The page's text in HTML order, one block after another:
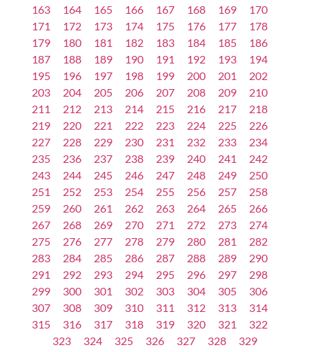
163
164 165 166 167 168 169
170
171
172 173 174 175 176 177
178
179
180 181 182 183 184 185
186
187
188 189 190 191 192 193
194
195
196 197 198 199 200 201
202
203
204 205 206 207 208 209
210
211
212 213 214 215 216 217
218
219
220 221 222 223 224 225
226
227
228 229 230 231 232 233
234
235
236 237 238 239 240 241
242
243
244 245 246 247 248 249
250
251
252 253 254 255 256 257
258
259
260 261 262 263 264 265
266
267
268 269 270 271 272 273
274
275
276 277 278 279 280 281
282
283
284 285 286 287 288 289
290
291
292 293 294 295 296 297
298
299
300 301 302 303 304 305
306
307
308 309 310 311 312 313
314
315
316 317 318 319 320 321
322
323
324 325 326 327 328 329